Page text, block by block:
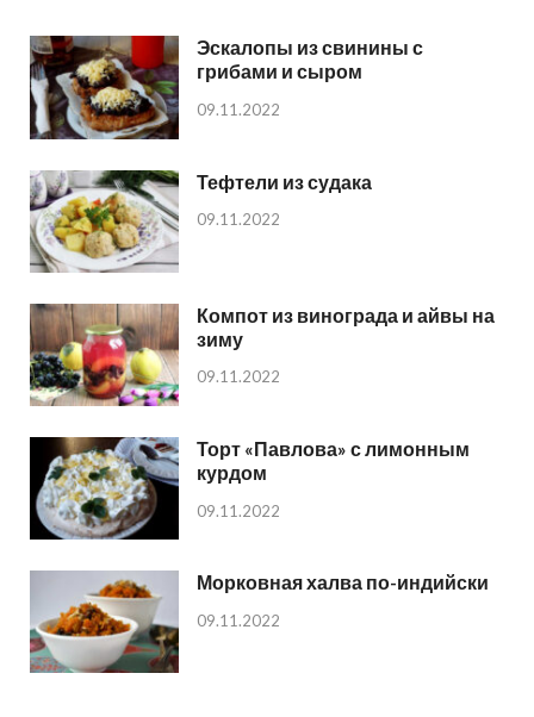
Эскалопы из свинины с
грибами и сыром
09.11.2022
Тефтели из судака
09.11.2022
Компот из винограда и айвы на
зиму
09.11.2022
Торт «Павлова» с лимонным
курдом
09.11.2022
Морковная халва по-индийски
09.11.2022